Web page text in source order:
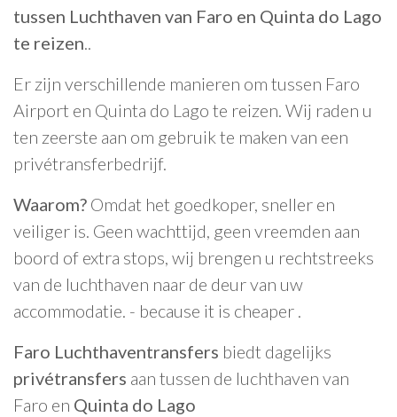
tussen Luchthaven van Faro en Quinta do Lago
te reizen..
Er zijn verschillende manieren om tussen Faro
Airport en Quinta do Lago te reizen. Wij raden u
ten zeerste aan om gebruik te maken van een
privétransferbedrijf.
Waarom? Omdat het goedkoper, sneller en
veiliger is. Geen wachttijd, geen vreemden aan
boord of extra stops, wij brengen u rechtstreeks
van de luchthaven naar de deur van uw
accommodatie. - because it is cheaper .
Faro Luchthaventransfers biedt dagelijks
privétransfers aan tussen de luchthaven van
Faro en Quinta do Lago